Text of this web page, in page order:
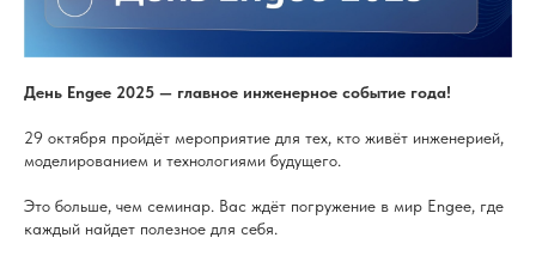
День Engee 2025 — главное инженерное событие года!
29 октября пройдёт мероприятие для тех, кто живёт инженерией,
моделированием и технологиями будущего.
Это больше, чем семинар. Вас ждёт погружение в мир Engee, где
каждый найдет полезное для себя.